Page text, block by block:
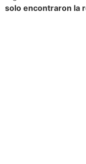
solo encontraron la